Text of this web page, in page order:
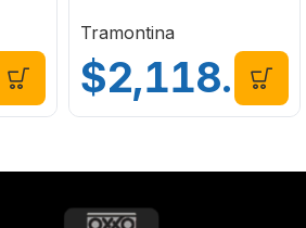
94518000
Tramontina
$2,118.00